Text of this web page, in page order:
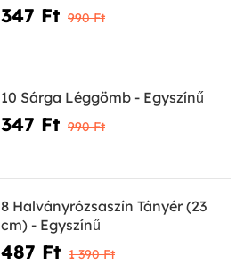
347 Ft‎ 990 Ft‎
10 Sárga Léggömb - Egyszínű
347 Ft‎ 990 Ft‎
8 Halványrózsaszín Tányér (23
cm) - Egyszínű
487 Ft‎ 1 390 Ft‎